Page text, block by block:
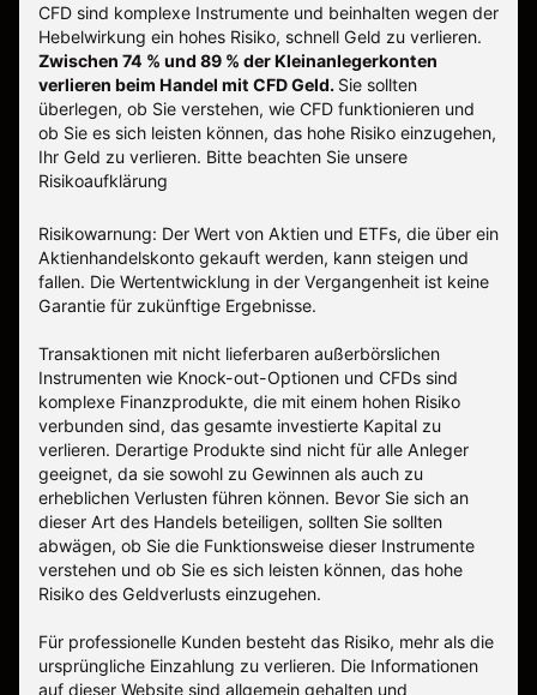
CFD sind komplexe Instrumente und beinhalten wegen der
Hebelwirkung ein hohes Risiko, schnell Geld zu verlieren.
Zwischen 74 % und 89 % der Kleinanlegerkonten
verlieren beim Handel mit CFD Geld. Sie sollten
überlegen, ob Sie verstehen, wie CFD funktionieren und
ob Sie es sich leisten können, das hohe Risiko einzugehen,
Ihr Geld zu verlieren. Bitte beachten Sie unsere
Risikoaufklärung
Risikowarnung: Der Wert von Aktien und ETFs, die über ein
Aktienhandelskonto gekauft werden, kann steigen und
fallen. Die Wertentwicklung in der Vergangenheit ist keine
Garantie für zukünftige Ergebnisse.
Transaktionen mit nicht lieferbaren außerbörslichen
Instrumenten wie Knock-out-Optionen und CFDs sind
komplexe Finanzprodukte, die mit einem hohen Risiko
verbunden sind, das gesamte investierte Kapital zu
verlieren. Derartige Produkte sind nicht für alle Anleger
geeignet, da sie sowohl zu Gewinnen als auch zu
erheblichen Verlusten führen können. Bevor Sie sich an
dieser Art des Handels beteiligen, sollten Sie sollten
abwägen, ob Sie die Funktionsweise dieser Instrumente
verstehen und ob Sie es sich leisten können, das hohe
Risiko des Geldverlusts einzugehen.
Für professionelle Kunden besteht das Risiko, mehr als die
ursprüngliche Einzahlung zu verlieren. Die Informationen
auf dieser Website sind allgemein gehalten und